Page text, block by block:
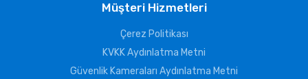
Müşteri Hizmetleri
Çerez Politikası
KVKK Aydınlatma Metni
Güvenlik Kameraları Aydınlatma Metni